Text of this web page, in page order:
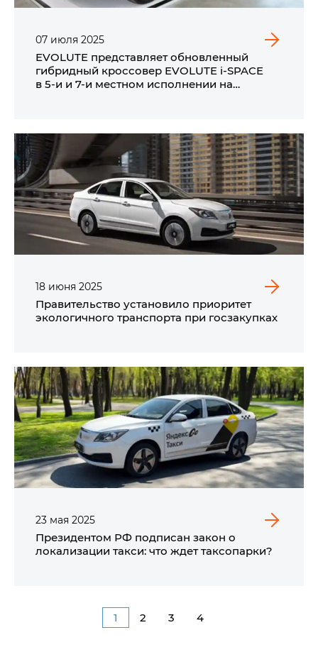
07 июля 2025
EVOLUTE представляет обновленный
гибридный кроссовер EVOLUTE i‑SPACE
в 5‑и и 7‑и местном исполнении на
18 июня 2025
Правительство установило приоритет
экологичного транспорта при госзакупках
23 мая 2025
Президентом РФ подписан закон о
локализации такси: что ждет таксопарки?
1 2 3 4